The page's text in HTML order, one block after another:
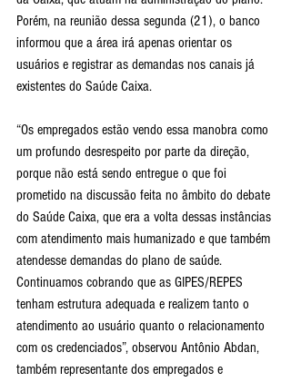
Porém, na reunião dessa segunda (21), o banco
informou que a área irá apenas orientar os
usuários e registrar as demandas nos canais já
existentes do Saúde Caixa.
“Os empregados estão vendo essa manobra como
um profundo desrespeito por parte da direção,
porque não está sendo entregue o que foi
prometido na discussão feita no âmbito do debate
do Saúde Caixa, que era a volta dessas instâncias
com atendimento mais humanizado e que também
atendesse demandas do plano de saúde.
Continuamos cobrando que as GIPES/REPES
tenham estrutura adequada e realizem tanto o
atendimento ao usuário quanto o relacionamento
com os credenciados”, observou Antônio Abdan,
também representante dos empregados e